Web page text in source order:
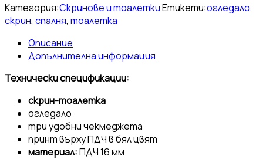
Категория:Скринове и тоалеткиЕтикети:огледало,
скрин, спалня, тоалетка
Описание
Допълнителна информация
Технически спецификации:
скрин-тоалетка
огледало
три удобни чекмеджета
принт върху ПДЧ в бял цвят
материал:ПДЧ 16 мм